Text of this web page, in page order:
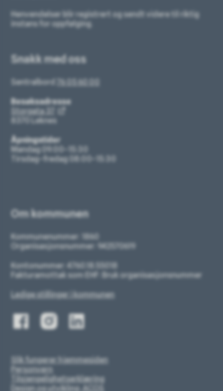
Henvendelser blir registrert og sendt videre til riktig
instans for oppfølging.
Snakk med oss
Sentralbord 76 05 60 00
Besøksadresse
Storgata 37
8370 Leknes
Åpningstider
Mandag 09:00–15:30
Tirsdag–fredag 08:00–15:30
Om kommunen
Kommunenummer: 1860
Organisasjonsnummer: 942570619
Kontonummer: 4760.18.55018
Fakturamottak som EHF: Bruk organisasjonsnummer
Ledige stillinger i kommunen
Slik fungerer hjemmesiden
Personvern
Tilgjengelighetserklæring
Design og utvikling: ACOS